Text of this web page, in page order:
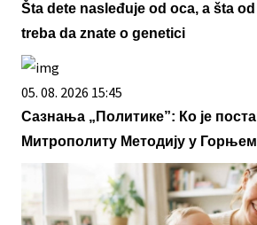
Šta dete nasleđuje od oca, a šta
treba da znate o genetici
05. 08. 2026 15:45
Сазнања „Политике”: Ко је
Митрополиту Методију у